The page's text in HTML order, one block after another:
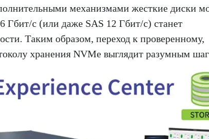
механизмами жесткие диски
Гбит/с (или даже SAS 12 Гбит/с) станет
Таким образом, переход к проверенному,
хранения NVMe выглядит разумным